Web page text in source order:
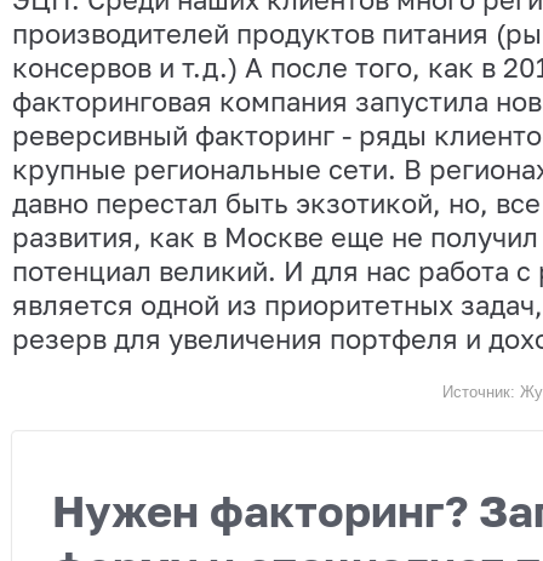
производителей продуктов питания
консервов и т.д.) А после того, как в
факторинговая компания запустила
реверсивный факторинг - ряды
крупные региональные сети. В
давно перестал быть экзотикой, но,
развития, как в Москве еще не
потенциал великий. И для нас работа с
является одной из приоритетных
резерв для увеличения портфеля и
Источник:
Нужен факторинг?